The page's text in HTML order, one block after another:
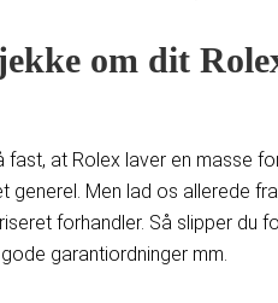
om dit
at Rolex laver en masse
generel. Men lad os allerede
forhandler. Så slipper du
garantiordninger mm.